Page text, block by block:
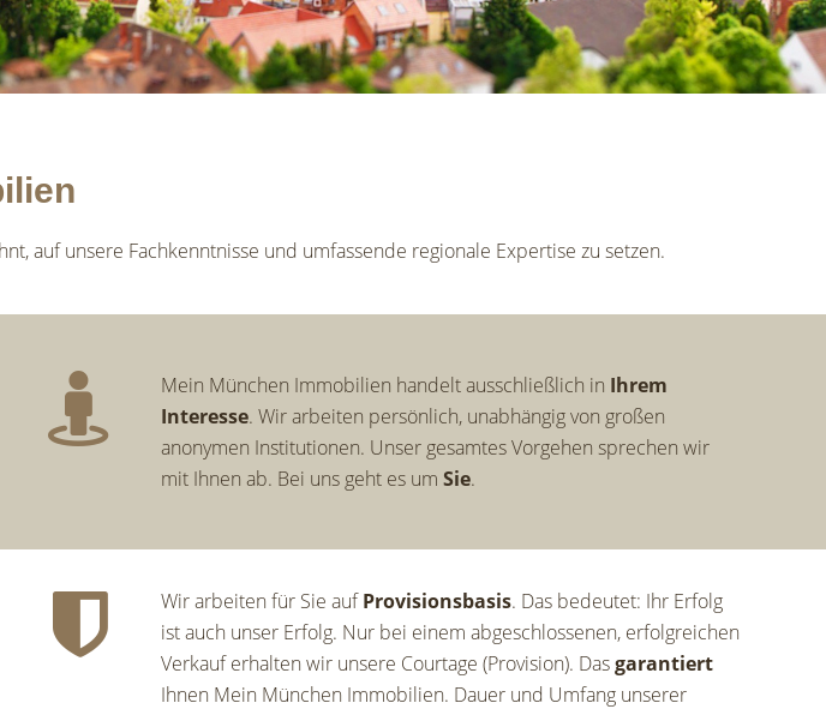
auf unsere Fachkenntnisse und umfassende regionale Expertise zu setzen.
Mein München Immobilien handelt ausschließlich in Ihrem
Interesse. Wir arbeiten persönlich, unabhängig von großen
anonymen Institutionen. Unser gesamtes Vorgehen sprechen wir
mit Ihnen ab. Bei uns geht es um Sie.
Wir arbeiten für Sie aufProvisionsbasis. Das bedeutet: Ihr Erfolg
ist auch unser Erfolg. Nur bei einem abgeschlossenen, erfolgreichen
Verkauf erhalten wir unsere Courtage (Provision). Dasgarantiert
Ihnen Mein München Immobilien. Dauer und Umfang unserer